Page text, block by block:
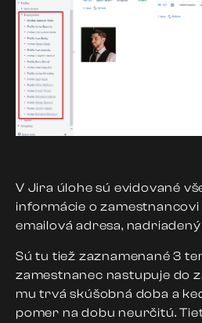
V Jira úlohe sú evidované
informácie o zamestnancovi
emailová adresa,
Sú tu tiež zaznamenané 3
zamestnanec nastupuje do
mu trvá skúšobná doba a
pomer na dobu neurčitú.